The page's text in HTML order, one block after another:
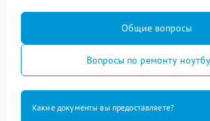
Общие вопросы
Вопросы по ремонту
Какие документы вы предоставляете?